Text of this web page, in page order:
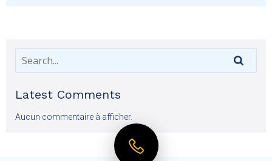
Latest Comments
Aucun commentaire à afficher.